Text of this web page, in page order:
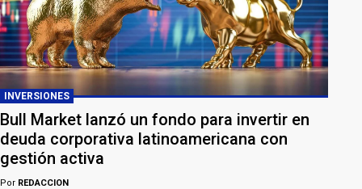
INVERSIONES
Bull Market lanzó un fondo para invertir en
deuda corporativa latinoamericana con
gestión activa
Por REDACCION